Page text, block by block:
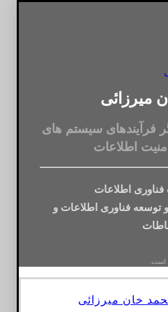
میرزائی
فرآیندهای سیستم های
اطلاعات
اطلاعات
فناوری اطلاعات و
است.